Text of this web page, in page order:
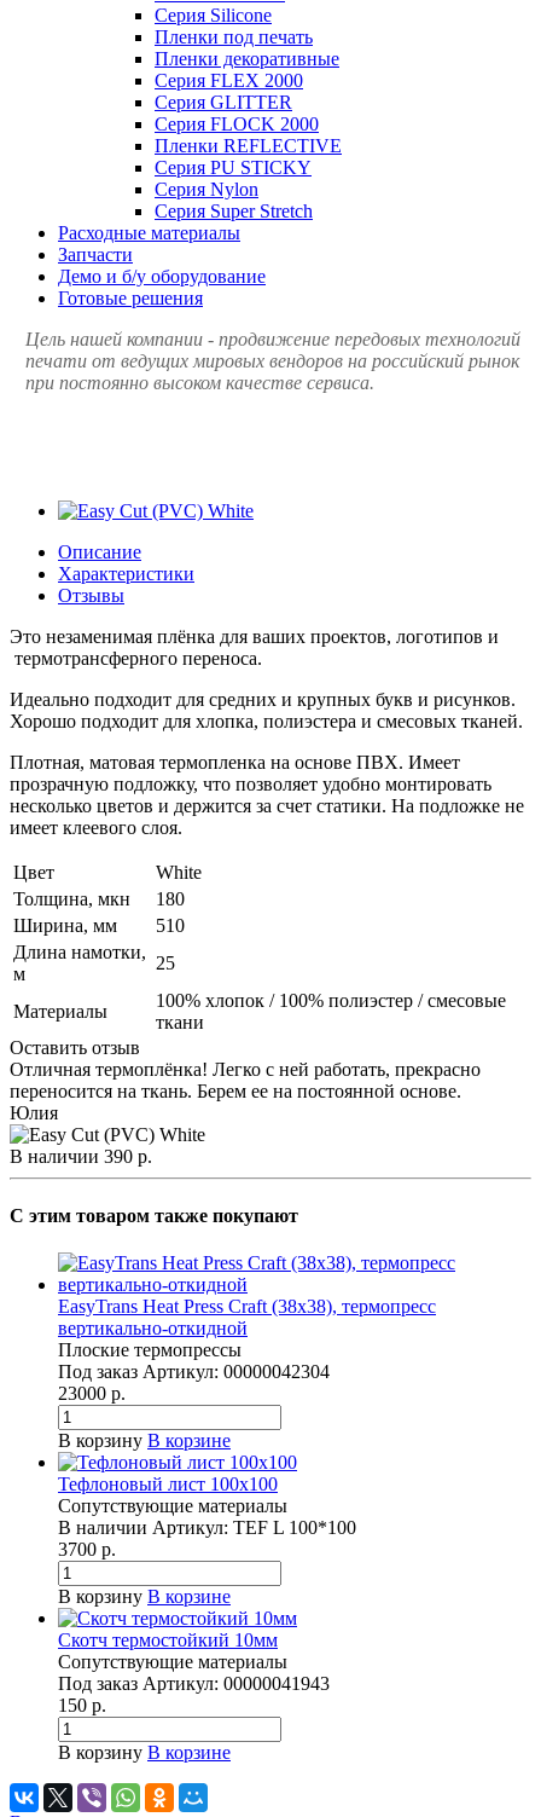
Серия Silicone
Пленки под печать
Пленки декоративные
Серия FLEX 2000
Серия GLITTER
Серия FLOCK 2000
Пленки REFLECTIVE
Серия PU STICKY
Серия Nylon
Серия Super Stretch
Расходные материалы
Запчасти
Демо и б/у оборудование
Готовые решения
Цель нашей компании - продвижение передовых технологий
печати от ведущих мировых вендоров на российский рынок
при постоянно высоком качестве сервиса.
Описание
Характеристики
Отзывы
Это незаменимая плёнка для ваших проектов, логотипов и
термотрансферного переноса.
Идеально подходит для средних и крупных букв и рисунков.
Хорошо подходит для хлопка, полиэстера и смесовых тканей.
Плотная, матовая термопленка на основе ПВХ. Имеет
прозрачную подложку, что позволяет удобно монтировать
несколько цветов и держится за счет статики. На подложке не
имеет клеевого слоя.
Цвет
White
Толщина, мкн
180
Ширина, мм
510
Длина намотки,
м
25
Материалы
100% хлопок / 100% полиэстер / смесовые
ткани
Оставить отзыв
Отличная термоплёнка! Легко с ней работать, прекрасно
переносится на ткань. Берем ее на постоянной основе.
Юлия
В наличии 390 р.
C этим товаром также покупают
EasyTrans Heat Press Craft (38x38), термопресс
вертикально-откидной
Плоские термопрессы
Под заказ Артикул: 00000042304
23000 р.
В корзину В корзине
Тефлоновый лист 100х100
Сопутствующие материалы
В наличии Артикул: TEF L 100*100
3700 р.
В корзину В корзине
Скотч термостойкий 10мм
Сопутствующие материалы
Под заказ Артикул: 00000041943
150 р.
В корзину В корзине